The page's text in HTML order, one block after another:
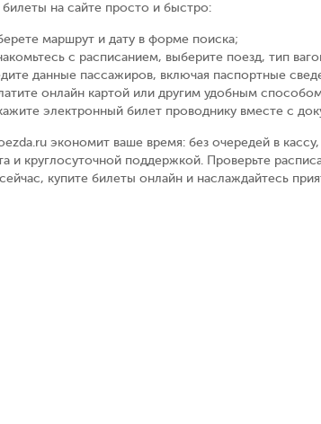
билеты на сайте просто и быстро:
маршрут и дату в форме поиска;
с расписанием, выберите поезд, тип
данные пассажиров, включая паспортные
онлайн картой или другим удобным
электронный билет проводнику вместе с
экономит ваше время: без очередей в
и круглосуточной поддержкой. Проверьте
купите билеты онлайн и наслаждайтесь